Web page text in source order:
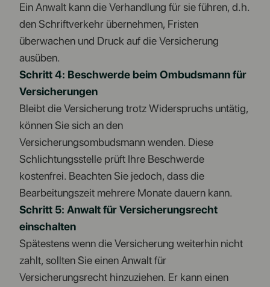
Ein Anwalt kann die Verhandlung für sie führen, d.h.
den Schriftverkehr übernehmen, Fristen
überwachen und Druck auf die Versicherung
ausüben.
Schritt 4: Beschwerde beim Ombudsmann für
Versicherungen
Bleibt die Versicherung trotz Widerspruchs untätig,
können Sie sich an den
Versicherungsombudsmann wenden. Diese
Schlichtungsstelle prüft Ihre Beschwerde
kostenfrei. Beachten Sie jedoch, dass die
Bearbeitungszeit mehrere Monate dauern kann.
Schritt 5: Anwalt für Versicherungsrecht
einschalten
Spätestens wenn die Versicherung weiterhin nicht
zahlt, sollten Sie einen Anwalt für
Versicherungsrecht hinzuziehen. Er kann einen